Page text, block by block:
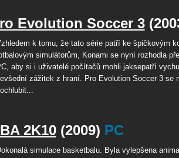
Evolution Soccer 3
k tomu, že tato série patří ke špičkovým
simulátorům, Konami se nyní rozhodla
aby si i uživatelé počítačů mohli jaksepatří
zážitek z hraní. Pro Evolution Soccer 3 se
2K10(2009) PC
simulace basketbalu. Byla vylepšena